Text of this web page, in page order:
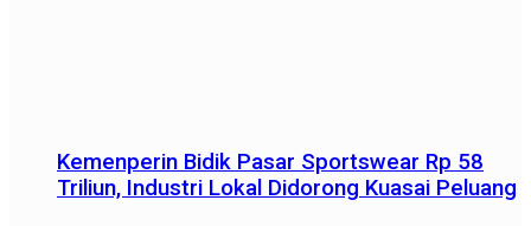
Kemenperin Bidik Pasar Sportswear Rp 58
Triliun, Industri Lokal Didorong Kuasai Peluang